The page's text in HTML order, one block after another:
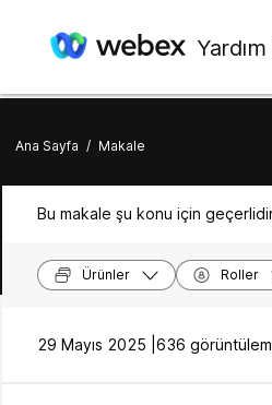
Ana Sayfa / Makale
Bu makale şu konu için
Ürünler Roller
29 Mayıs 2025 | 636